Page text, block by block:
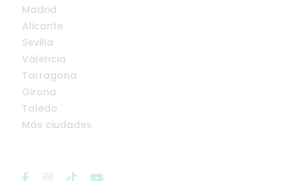
Madrid
Alicante
Sevilla
Valencia
Tarragona
Girona
Toledo
Más ciudades